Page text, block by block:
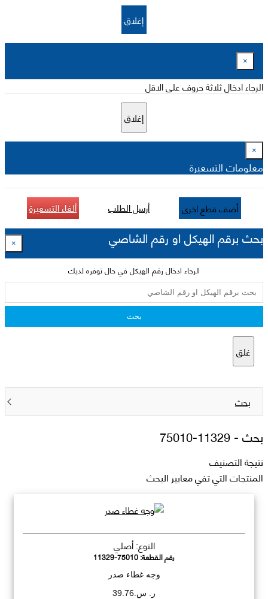
إغلاق
×
الرجاء ادخال ثلاثة حروف على الاقل
إغلاق
×
معلومات التسعيرة
أضف قطع اخرى أرسل الطلب ألغاء التسعيرة
بحث برقم الهيكل او رقم الشاصي ×
الرجاء ادخال رقم الهيكل في حال توفره لديك
بحث
غلق
بحث
بحث -11329-75010
نتيجة التصنيف
المنتجات التي تفي معايير البحث
النوع: أصلي
رقم القطعة:11329-75010
وجه غطاء صدر
ر. س.39.76